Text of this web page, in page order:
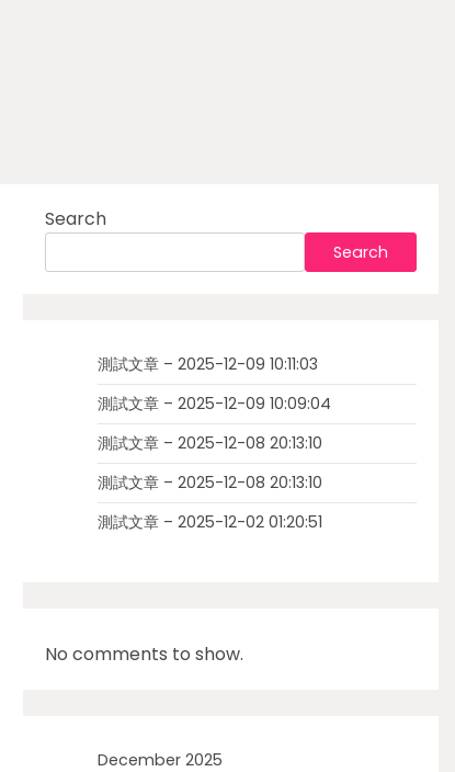
Search
Search
測試文章 – 2025-12-09 10:11:03
測試文章 – 2025-12-09 10:09:04
測試文章 – 2025-12-08 20:13:10
測試文章 – 2025-12-08 20:13:10
測試文章 – 2025-12-02 01:20:51
No comments to show.
December 2025